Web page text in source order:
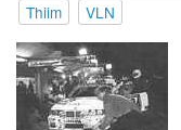
Thiim
VLN